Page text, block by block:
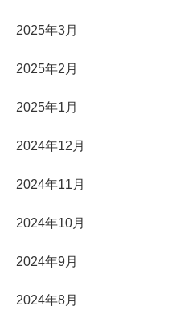
2025年3月
2025年2月
2025年1月
2024年12月
2024年11月
2024年10月
2024年9月
2024年8月